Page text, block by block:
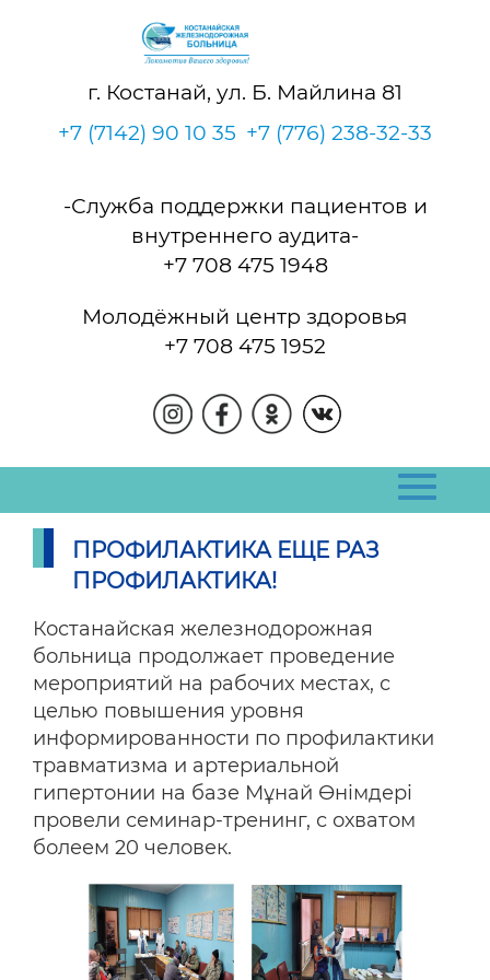
г. Костанай, ул. Б. Майлина 81
+7 (7142) 90 10 35 +7 (776) 238-32-33
-Служба поддержки пациентов и
внутреннего аудита-
+7 708 475 1948
Молодёжный центр здоровья
+7 708 475 1952
ПРОФИЛАКТИКА ЕЩЕ РАЗ
ПРОФИЛАКТИКА!
Костанайская железнодорожная
больница продолжает проведение
мероприятий на рабочих местах, с
целью повышения уровня
информированности по профилактики
травматизма и артериальной
гипертонии на базе Мұнай Өнімдері
провели семинар-тренинг, с охватом
болеем 20 человек.